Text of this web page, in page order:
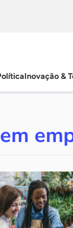
Inovação &